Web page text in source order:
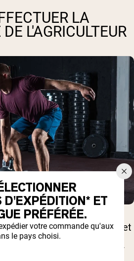
LA
L'AGRICULTEUR
semble simple (et
Mais il y a quelques
pour vous assurer d'obtenir
D'EXPÉDITION* ET
PRÉFÉRÉE.
votre commande qu'aux
le pays choisi.